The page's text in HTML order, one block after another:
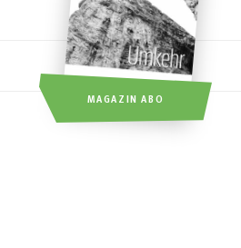
MAGAZIN ABO